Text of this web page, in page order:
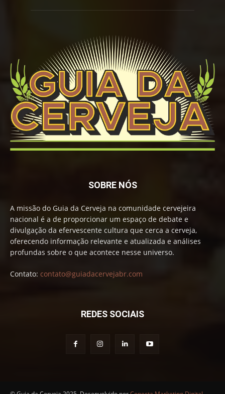
SOBRE NÓS
A missão do Guia da Cerveja na comunidade cervejeira
nacional é a de proporcionar um espaço de debate e
divulgação da efervescente cultura que cerca a cerveja,
oferecendo informação relevante e atualizada e análises
profundas sobre o que acontece nesse universo.
Contato: contato@guiadacervejabr.com
REDES SOCIAIS